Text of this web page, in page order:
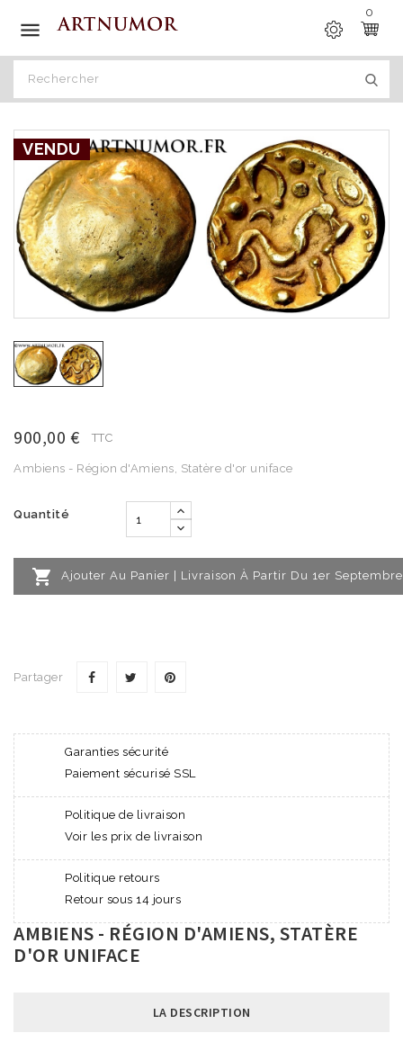

0
VENDU
900,00 € TTC
Ambiens - Région d'Amiens, Statère d'or uniface
Quantité
 Ajouter Au Panier | Livraison À Partir Du 1er Septembre
Partager
Garanties sécurité
Paiement sécurisé SSL
Politique de livraison
Voir les prix de livraison
Politique retours
Retour sous 14 jours
AMBIENS - RÉGION D'AMIENS, STATÈRE
D'OR UNIFACE
LA DESCRIPTION